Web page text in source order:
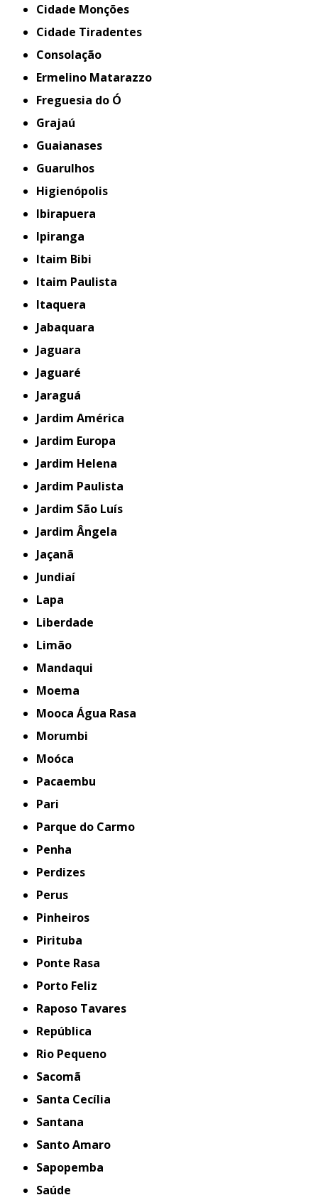
Cidade Monções
Cidade Tiradentes
Consolação
Ermelino Matarazzo
Freguesia do Ó
Grajaú
Guaianases
Guarulhos
Higienópolis
Ibirapuera
Ipiranga
Itaim Bibi
Itaim Paulista
Itaquera
Jabaquara
Jaguara
Jaguaré
Jaraguá
Jardim América
Jardim Europa
Jardim Helena
Jardim Paulista
Jardim São Luís
Jardim Ângela
Jaçanã
Jundiaí
Lapa
Liberdade
Limão
Mandaqui
Moema
Mooca Água Rasa
Morumbi
Moóca
Pacaembu
Pari
Parque do Carmo
Penha
Perdizes
Perus
Pinheiros
Pirituba
Ponte Rasa
Porto Feliz
Raposo Tavares
República
Rio Pequeno
Sacomã
Santa Cecília
Santana
Santo Amaro
Sapopemba
Saúde